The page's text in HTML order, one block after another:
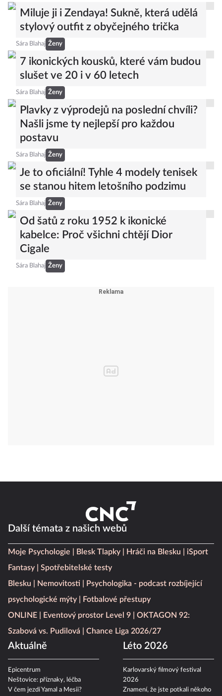
Miluje ji i Zendaya! Sukně, která udělá
stylový outfit z obyčejného trička
Sára Blahaj Ženy
7 ikonických kousků, které vám budou
slušet ve 20 i v 60 letech
Sára Blahaj Ženy
Plavky z výprodejů na poslední chvíli?
Našli jsme ty nejlepší pro každou
postavu
Sára Blahaj Ženy
Je to oficiální! Tyhle 4 modely tenisek
se stanou hitem letošního podzimu
Sára Blahaj Ženy
Od šatů z roku 1952 k ikonické
kabelce: Proč všichni chtějí Dior
Cigale
Sára Blahaj Ženy
Další témata z našich webů
Moje Psychologie Blesk Tlapky Hráči na Blesku
iSport
Fantasy
Spotřebitelské testy
Blesku
Nemovitosti
Psychologika - podcast rozbíjející
psychologické mýty
Fotbalové přestupy
ONLINE
Eventový prostor Level 9
OKTAGON 92:
Szabová vs. Pudilová
Chance Liga 2026/27
Aktuálně
Epicentrum
Neštovice: příznaky, léčba
V čem jezdí Yamal a Mesii?
Léto 2026
Karlovarský filmový festival
2026
Znamení, že jste potkali někoho